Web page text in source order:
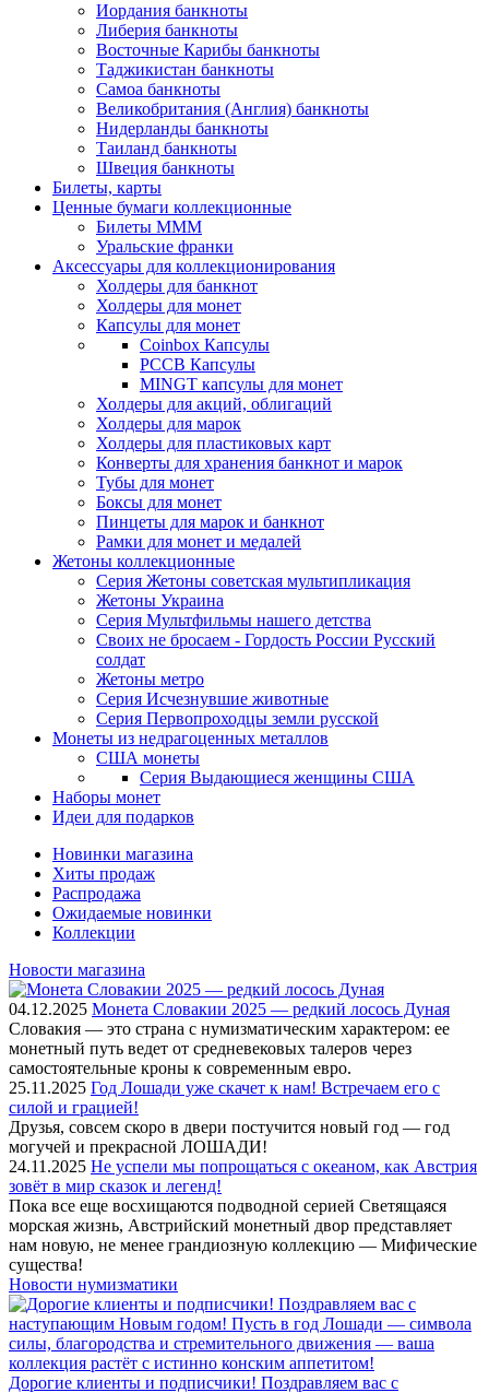
Иордания банкноты
Либерия банкноты
Восточные Карибы банкноты
Таджикистан банкноты
Самоа банкноты
Великобритания (Англия) банкноты
Нидерланды банкноты
Таиланд банкноты
Швеция банкноты
Билеты, карты
Ценные бумаги коллекционные
Билеты МММ
Уральские франки
Аксессуары для коллекционирования
Холдеры для банкнот
Холдеры для монет
Капсулы для монет
Coinbox Капсулы
РССВ Капсулы
MINGT капсулы для монет
Холдеры для акций, облигаций
Холдеры для марок
Холдеры для пластиковых карт
Конверты для хранения банкнот и марок
Тубы для монет
Боксы для монет
Пинцеты для марок и банкнот
Рамки для монет и медалей
Жетоны коллекционные
Серия Жетоны советская мультипликация
Жетоны Украина
Серия Мультфильмы нашего детства
Своих не бросаем - Гордость России Русский
солдат
Жетоны метро
Серия Исчезнувшие животные
Серия Первопроходцы земли русской
Монеты из недрагоценных металлов
США монеты
Серия Выдающиеся женщины США
Наборы монет
Идеи для подарков
Новинки магазина
Хиты продаж
Распродажа
Ожидаемые новинки
Коллекции
Новости магазина
04.12.2025 Монета Словакии 2025 — редкий лосось Дуная
Словакия — это страна с нумизматическим характером: ее
монетный путь ведет от средневековых талеров через
самостоятельные кроны к современным евро.
25.11.2025 Год Лошади уже скачет к нам! Встречаем его с
силой и грацией!
Друзья, совсем скоро в двери постучится новый год — год
могучей и прекрасной ЛОШАДИ!
24.11.2025 Не успели мы попрощаться с океаном, как Австрия
зовёт в мир сказок и легенд!
Пока все еще восхищаются подводной серией Светящаяся
морская жизнь, Австрийский монетный двор представляет
нам новую, не менее грандиозную коллекцию — Мифические
существа!
Новости нумизматики
Дорогие клиенты и подписчики! Поздравляем вас с